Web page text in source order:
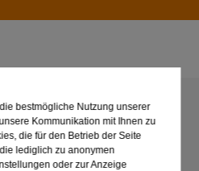
bestmögliche Nutzung unserer
Kommunikation mit Ihnen zu
die für den Betrieb der Seite
lediglich zu anonymen
oder zur Anzeige